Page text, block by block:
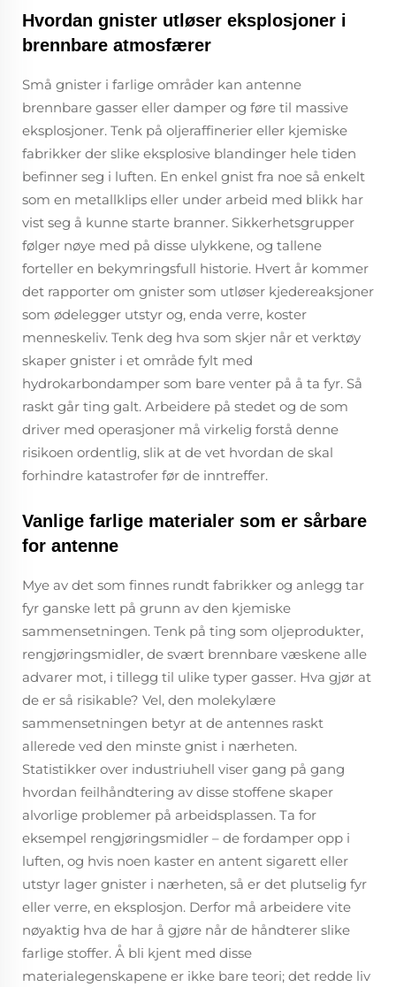
Hvordan gnister utløser eksplosjoner i
brennbare atmosfærer
Små gnister i farlige områder kan antenne
brennbare gasser eller damper og føre til massive
eksplosjoner. Tenk på oljeraffinerier eller kjemiske
fabrikker der slike eksplosive blandinger hele tiden
befinner seg i luften. En enkel gnist fra noe så enkelt
som en metallklips eller under arbeid med blikk har
vist seg å kunne starte branner. Sikkerhetsgrupper
følger nøye med på disse ulykkene, og tallene
forteller en bekymringsfull historie. Hvert år kommer
det rapporter om gnister som utløser kjedereaksjoner
som ødelegger utstyr og, enda verre, koster
menneskeliv. Tenk deg hva som skjer når et verktøy
skaper gnister i et område fylt med
hydrokarbondamper som bare venter på å ta fyr. Så
raskt går ting galt. Arbeidere på stedet og de som
driver med operasjoner må virkelig forstå denne
risikoen ordentlig, slik at de vet hvordan de skal
forhindre katastrofer før de inntreffer.
Vanlige farlige materialer som er sårbare
for antenne
Mye av det som finnes rundt fabrikker og anlegg tar
fyr ganske lett på grunn av den kjemiske
sammensetningen. Tenk på ting som oljeprodukter,
rengjøringsmidler, de svært brennbare væskene alle
advarer mot, i tillegg til ulike typer gasser. Hva gjør at
de er så risikable? Vel, den molekylære
sammensetningen betyr at de antennes raskt
allerede ved den minste gnist i nærheten.
Statistikker over industriuhell viser gang på gang
hvordan feilhåndtering av disse stoffene skaper
alvorlige problemer på arbeidsplassen. Ta for
eksempel rengjøringsmidler – de fordamper opp i
luften, og hvis noen kaster en antent sigarett eller
utstyr lager gnister i nærheten, så er det plutselig fyr
eller verre, en eksplosjon. Derfor må arbeidere vite
nøyaktig hva de har å gjøre når de håndterer slike
farlige stoffer. Å bli kjent med disse
materialegenskapene er ikke bare teori; det redde liv